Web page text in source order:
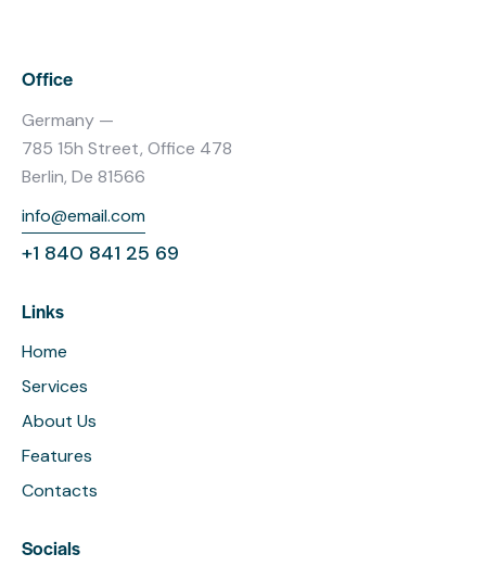
Office
Germany —
785 15h Street, Office 478
Berlin, De 81566
info@email.com
+1 840 841 25 69
Links
Home
Services
About Us
Features
Contacts
Socials